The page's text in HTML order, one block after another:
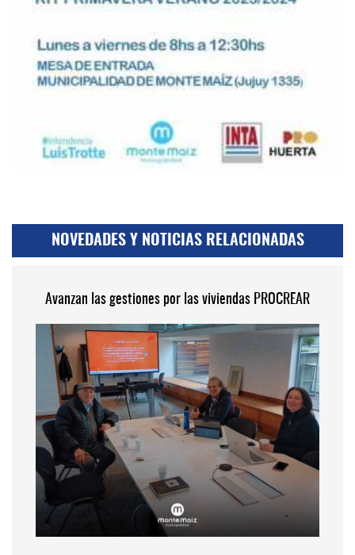
NOVEDADES Y NOTICIAS RELACIONADAS
Avanzan las gestiones por las viviendas PROCREAR